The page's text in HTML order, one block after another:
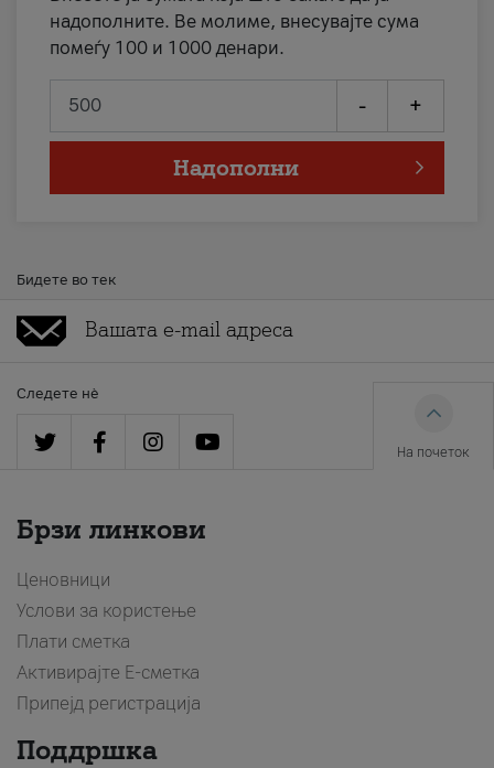
надополните. Ве молиме, внесувајте сума
помеѓу 100 и 1000 денари.
- +
Надополни
Бидете во тек
Следете нè
На почеток
Брзи линкови
Ценовници
Услови за користење
Плати сметка
Активирајте Е-сметка
Припејд регистрација
Поддршка